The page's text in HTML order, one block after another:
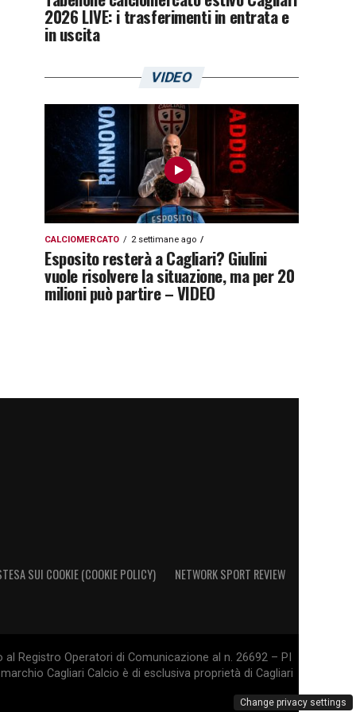
2026 LIVE: i trasferimenti in entrata e
in uscita
VIDEO
CALCIOMERCATO 2 settimane ago
Esposito resterà a Cagliari? Giulini
vuole risolvere la situazione, ma per 20
milioni può partire – VIDEO
SUI COOKIE (COOKIE POLICY) NETWORK SPORT REVIEW
Registro Operatori di Comunicazione al n. 26692 – PI
Cagliari Calcio è di esclusiva proprietà di Cagliari
Change privacy settings